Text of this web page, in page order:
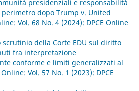
presidenziali e responsabilità
perimetro dopo Trump v. United
Vol. 68 No. 4 (2024): DPCE Online
scrutinio della Corte EDU sul diritto
fra interpretazione
conforme e limiti generalizzati al
Online: Vol. 57 No. 1 (2023): DPCE